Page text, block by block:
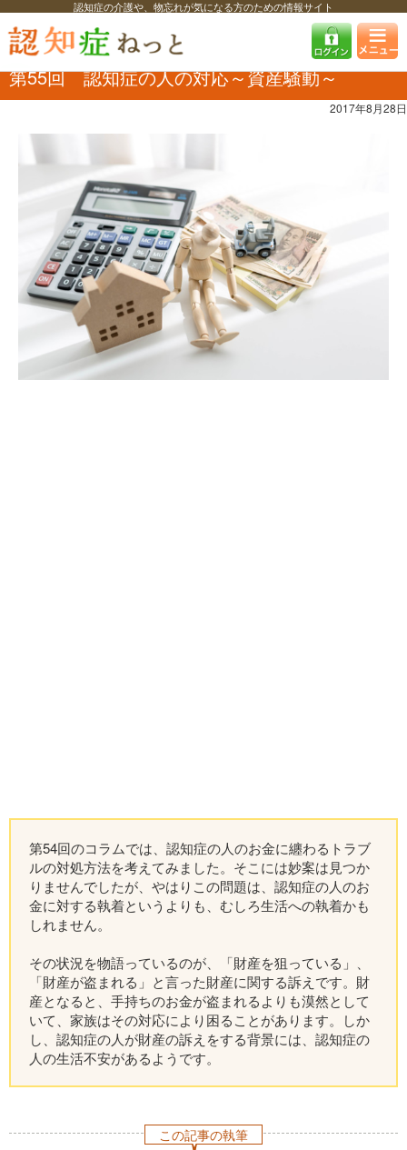
認知症の介護や、物忘れが気になる方のための情報サイト
認知症ねっと ユッキー先生の認知症コラム
第55回 認知症の人の対応
～資産騒動～
第55回 認知症の人の対応～資産騒動～
2017年8月28日
第54回のコラムでは、認知症の人のお金に纏わるトラブ
ルの対処方法を考えてみました。そこには妙案は見つか
りませんでしたが、やはりこの問題は、認知症の人のお
金に対する執着というよりも、むしろ生活への執着かも
しれません。
その状況を物語っているのが、「財産を狙っている」、
「財産が盗まれる」と言った財産に関する訴えです。財
産となると、手持ちのお金が盗まれるよりも漠然として
いて、家族はその対応により困ることがあります。しか
し、認知症の人が財産の訴えをする背景には、認知症の
人の生活不安があるようです。
この記事の執筆